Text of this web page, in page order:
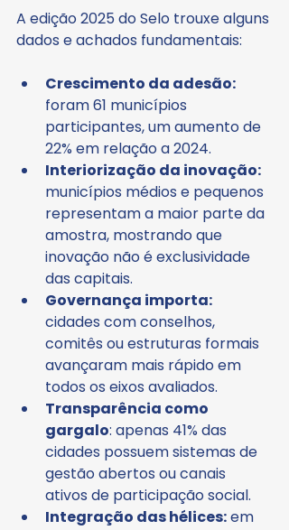
A edição 2025 do Selo trouxe alguns
dados e achados fundamentais:
Crescimento da adesão:
foram 61 municípios
participantes, um aumento de
22% em relação a 2024.
Interiorização da inovação:
municípios médios e pequenos
representam a maior parte da
amostra, mostrando que
inovação não é exclusividade
das capitais.
Governança importa:
cidades com conselhos,
comitês ou estruturas formais
avançaram mais rápido em
todos os eixos avaliados.
Transparência como
gargalo: apenas 41% das
cidades possuem sistemas de
gestão abertos ou canais
ativos de participação social.
Integração das hélices: em